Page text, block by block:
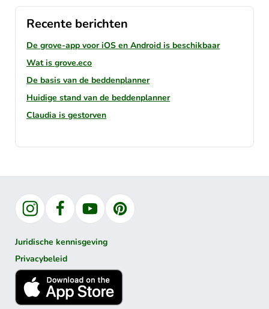
Recente berichten
De grove-app voor iOS en Android is beschikbaar
Wat is grove.eco
De basis van de beddenplanner
Huidige stand van de beddenplanner
Claudia is gestorven
InstagramFacebookYouTubePinterest
Juridische kennisgeving
Privacybeleid